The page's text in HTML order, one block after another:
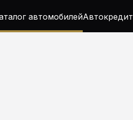
автомобилейАвтокредит